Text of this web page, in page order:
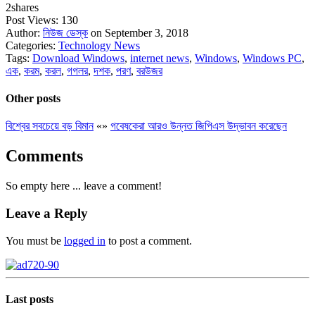
2shares
Post Views: 130
Author: নিউজ ডেস্ক on September 3, 2018
Categories: Technology News
Tags: Download Windows, internet news, Windows, Windows PC,
এক, করম, করল, গগলর,দশক, পরণ, বরউজর
Other posts
বিশ্বের সবচেয়ে বড় বিমান«» গবেষকেরা আরও উন্নত জিপিএস উদ্ভাবন করেছেন
Comments
So empty here ... leave a comment!
Leave a Reply
You must be logged in to post a comment.
Last posts